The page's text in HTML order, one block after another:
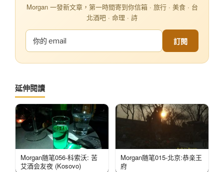
Morgan 一發新文章，第一時間寄到你信箱 · 旅行 · 美食 · 台
北酒吧 · 命理 · 詩
訂閱
延伸閱讀
Morgan随笔056-科索沃: 苦
艾酒会友夜 (Kosovo)
Morgan随笔015-北京:恭亲王
府